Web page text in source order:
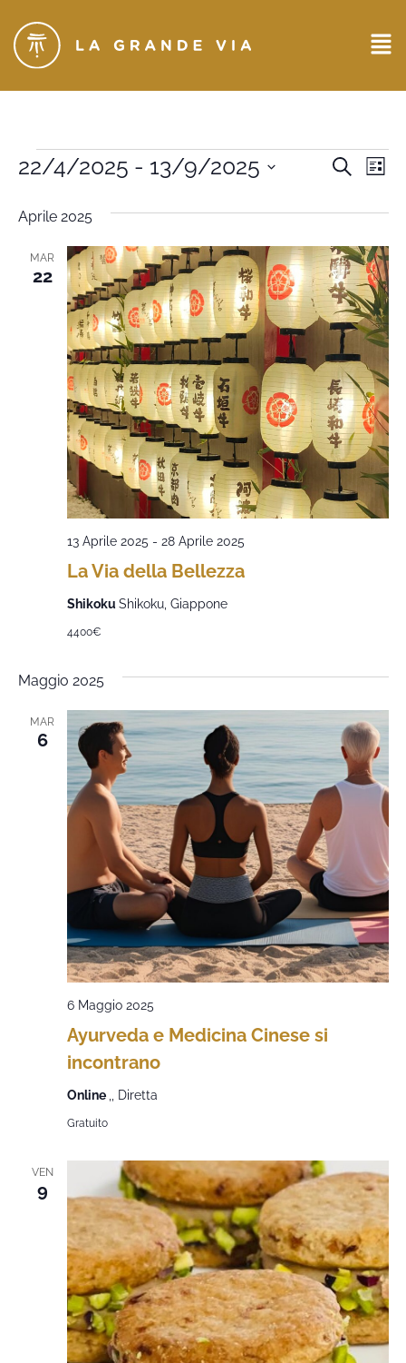
Eventi
viste
CERCA
22/4/2025 - 13/9/2025
data.
Aprile 2025
MAR
22
La Via della Bellezza
13 Aprile 2025 - 28 Aprile 2025
Shikoku Shikoku, Giappone
4400€
Maggio 2025
MAR
6
Ayurveda e Medicina Cinese si
incontrano
6 Maggio 2025
Online ,, Diretta
Gratuito
VEN
9